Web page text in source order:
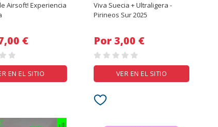
Airsoft! Experiencia
27,00 €
EN EL SITIO
Viva Suecia + Ultraligera -
Pirineos Sur 2025
Por 3,00 €
VER EN EL SITIO